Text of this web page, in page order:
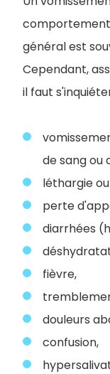
général est
Cependant,
il faut
de sang ou
léthargie
perte
diarrhées
fièvre,
douleurs
confusion,